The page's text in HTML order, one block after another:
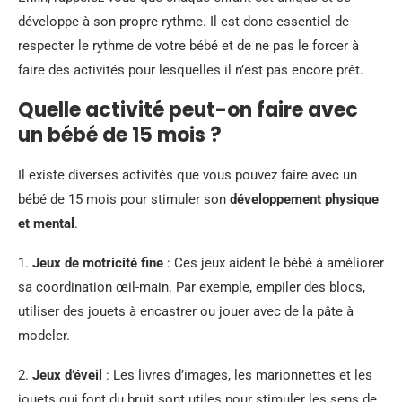
développe à son propre rythme. Il est donc essentiel de
respecter le rythme de votre bébé et de ne pas le forcer à
faire des activités pour lesquelles il n’est pas encore prêt.
Quelle activité peut-on faire avec
un bébé de 15 mois ?
Il existe diverses activités que vous pouvez faire avec un
bébé de 15 mois pour stimuler son développement physique
et mental .
1. Jeux de motricité fine : Ces jeux aident le bébé à améliorer
sa coordination œil-main. Par exemple, empiler des blocs,
utiliser des jouets à encastrer ou jouer avec de la pâte à
modeler.
2. Jeux d’éveil : Les livres d’images, les marionnettes et les